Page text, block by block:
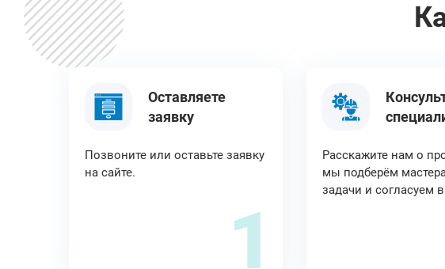
Оставляете
заявку
Позвоните или оставьте заявку
на сайте.
1
Расскажите нам о
мы подберём
задачи и согласуем